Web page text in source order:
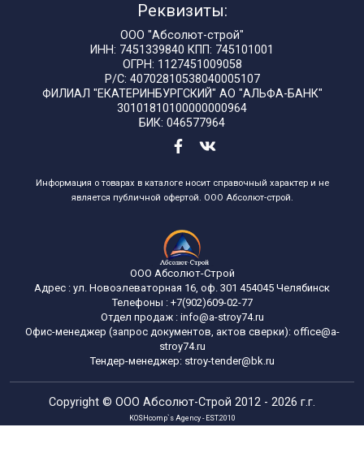
Реквизиты:
ООО "Абсолют-строй"
ИНН: 7451339840 КПП: 745101001
ОГРН: 1127451009058
Р/С: 40702810538040005107
ФИЛИАЛ "ЕКАТЕРИНБУРГСКИЙ" АО "АЛЬФА-БАНК"
30101810100000000964
БИК: 046577964
Информация о товарах в каталоге носит справочный характер и не
является публичной офертой. ООО Абсолют-строй.
ООО Абсолют-Строй
Адрес : ул. Новоэлеваторная 16, оф. 301 454045 Челябинск
Телефоны :+7(902)609-02-77
Отдел продаж : info@a-stroy74.ru
Офис-менеджер (запрос документов, актов сверки): office@a-
stroy74.ru
Тендер-менеджер: stroy-tender@bk.ru
Copyright © ООО Абсолют-Строй 2012 - 2026 г.г.
KOSHcomp`s Agency - EST.2010